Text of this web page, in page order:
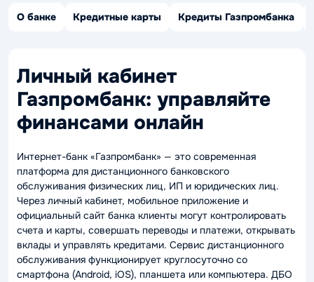
О банке Кредитные карты Кредиты Газпромбанка
Личный кабинет
Газпромбанк: управляйте
финансами онлайн
Интернет-банк «Газпромбанк» — это современная
платформа для дистанционного банковского
обслуживания физических лиц, ИП и юридических лиц.
Через личный кабинет, мобильное приложение и
официальный сайт банка клиенты могут контролировать
счета и карты, совершать переводы и платежи, открывать
вклады и управлять кредитами. Сервис дистанционного
обслуживания функционирует круглосуточно со
смартфона (Android, iOS), планшета или компьютера. ДБО